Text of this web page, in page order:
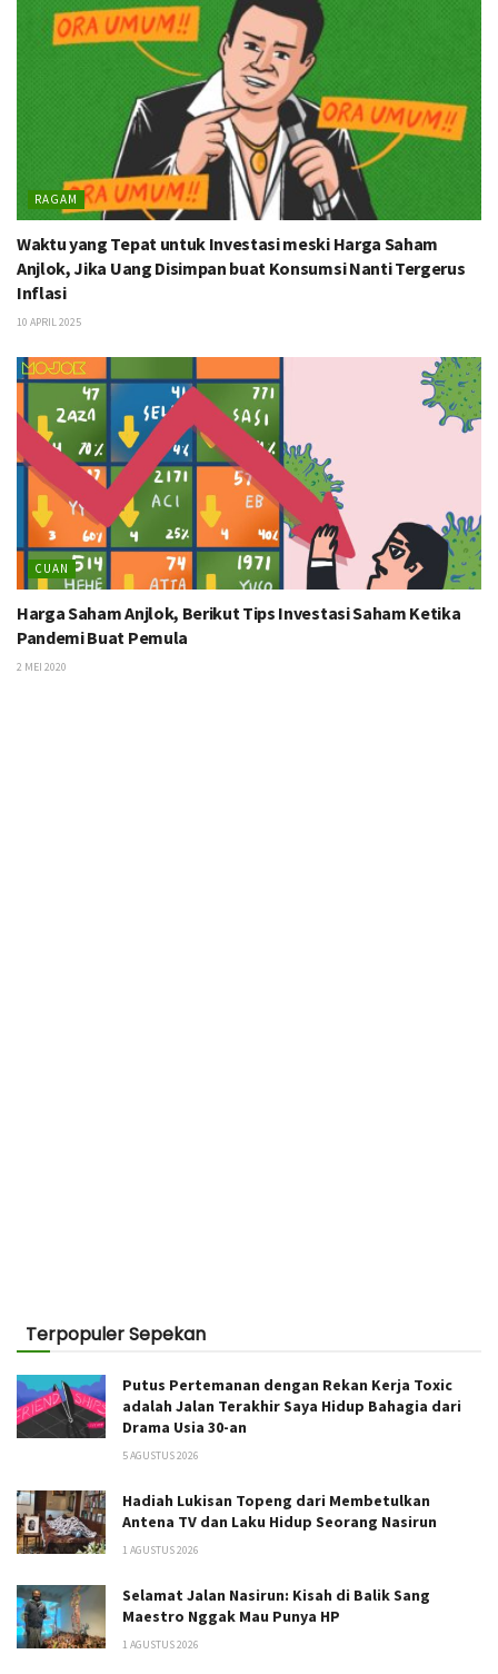
RAGAM
Waktu yang Tepat untuk Investasi meski Harga Saham
Anjlok, Jika Uang Disimpan buat Konsumsi Nanti Tergerus
Inflasi
10 APRIL 2025
CUAN
Harga Saham Anjlok, Berikut Tips Investasi Saham Ketika
Pandemi Buat Pemula
2 MEI 2020
Terpopuler Sepekan
Putus Pertemanan dengan Rekan Kerja Toxic
adalah Jalan Terakhir Saya Hidup Bahagia dari
Drama Usia 30-an
5 AGUSTUS 2026
Hadiah Lukisan Topeng dari Membetulkan
Antena TV dan Laku Hidup Seorang Nasirun
1 AGUSTUS 2026
Selamat Jalan Nasirun: Kisah di Balik Sang
Maestro Nggak Mau Punya HP
1 AGUSTUS 2026